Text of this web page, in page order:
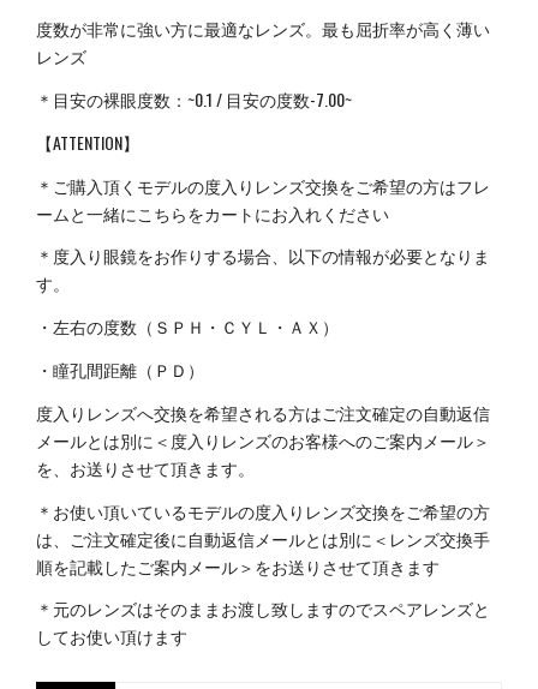
度数が非常に強い方に最適なレンズ。最も屈折率が高く薄い
レンズ
＊目安の裸眼度数：~0.1 / 目安の度数-7.00~
【ATTENTION】
＊ご購入頂くモデルの度入りレンズ交換をご希望の方はフレ
ームと一緒にこちらをカートにお入れください
＊度入り眼鏡をお作りする場合、以下の情報が必要となりま
す。
・左右の度数（ＳＰＨ・ＣＹＬ・ＡＸ）
・瞳孔間距離（ＰＤ）
度入りレンズへ交換を希望される方はご注文確定の自動返信
メールとは別に＜度入りレンズのお客様へのご案内メール＞
を、お送りさせて頂きます。
＊お使い頂いているモデルの度入りレンズ交換をご希望の方
は、ご注文確定後に自動返信メールとは別に＜レンズ交換手
順を記載したご案内メール＞をお送りさせて頂きます
＊元のレンズはそのままお渡し致しますのでスペアレンズと
してお使い頂けます